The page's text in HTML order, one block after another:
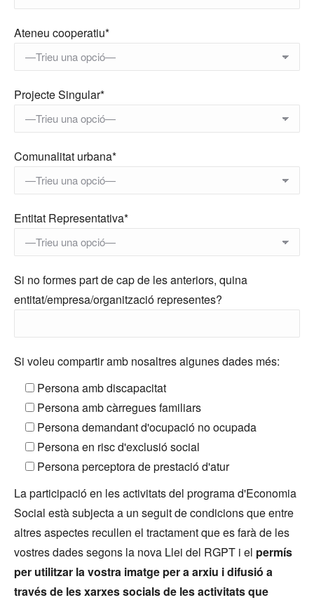
Ateneu cooperatiu*
Projecte Singular*
Comunalitat urbana*
Entitat Representativa*
Si no formes part de cap de les anteriors, quina
entitat/empresa/organització representes?
Si voleu compartir amb nosaltres algunes dades més:
Persona amb discapacitat
Persona amb càrregues familiars
Persona demandant d'ocupació no ocupada
Persona en risc d'exclusió social
Persona perceptora de prestació d'atur
La participació en les activitats del programa d'Economia
Social està subjecta a un seguit de condicions que entre
altres aspectes recullen el tractament que es farà de les
vostres dades segons la nova Llei del RGPT i el permís
per utilitzar la vostra imatge per a arxiu i difusió a
través de les xarxes socials de les activitats que